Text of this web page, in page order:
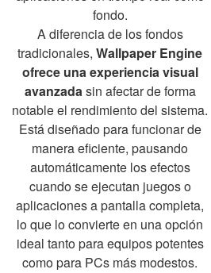
fondo.
A diferencia de los fondos
tradicionales,Wallpaper Engine
ofrece una experiencia visual
avanzadasin afectar de forma
notable el rendimiento del sistema.
Está diseñado para funcionar de
manera eficiente, pausando
automáticamente los efectos
cuando se ejecutan juegos o
aplicaciones a pantalla completa,
lo que lo convierte en una opción
ideal tanto para equipos potentes
como para PCs más modestos.